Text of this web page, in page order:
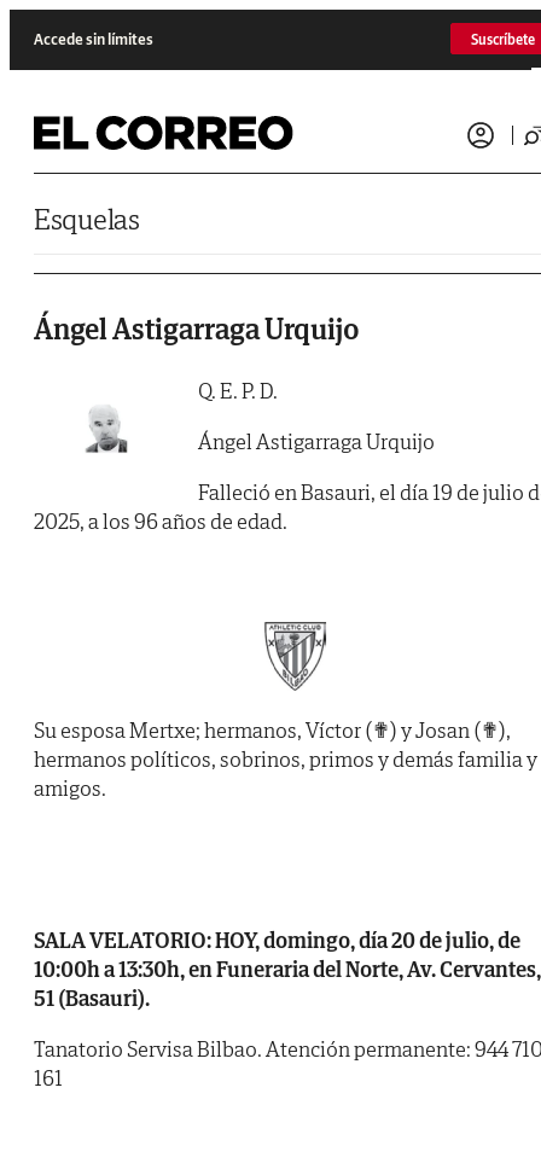
Accede sin límites Suscríbete
Esquelas
Ángel Astigarraga Urquijo
Q. E. P. D.
Ángel Astigarraga Urquijo
Falleció en Basauri, el día 19 de julio
2025, a los 96 años de edad.
Su esposa Mertxe; hermanos, Víctor (✟) y Josan (✟),
hermanos políticos, sobrinos, primos y demás familia y
amigos.
SALA VELATORIO: HOY, domingo, día 20 de julio, de
10:00h a 13:30h, en Funeraria del Norte, Av. Cervantes,
51 (Basauri).
Tanatorio Servisa Bilbao. Atención permanente: 944
161